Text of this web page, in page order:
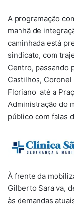
A programação
manhã de
caminhada está
sindicato, com
Centro, passando
Castilhos,
Floriano, até a
Administração do
público com falas
À frente da
Gilberto Saraiva,
às demandas